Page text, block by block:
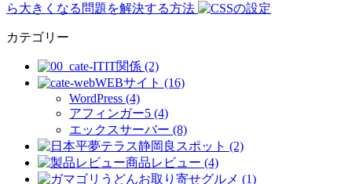
ら大きくなる問題を解決する方法
カテゴリー
IT関係 (2)
WEBサイト (16)
WordPress (4)
アフィンガー5 (4)
エックスサーバー (8)
静岡良スポット (2)
商品レビュー (4)
お取り寄せグルメ (1)